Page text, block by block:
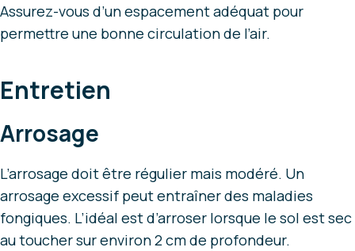
Assurez-vous d’un espacement adéquat pour
permettre une bonne circulation de l’air.
Entretien
Arrosage
L’arrosage doit être régulier mais modéré. Un
arrosage excessif peut entraîner des maladies
fongiques. L’idéal est d’arroser lorsque le sol est sec
au toucher sur environ 2 cm de profondeur.